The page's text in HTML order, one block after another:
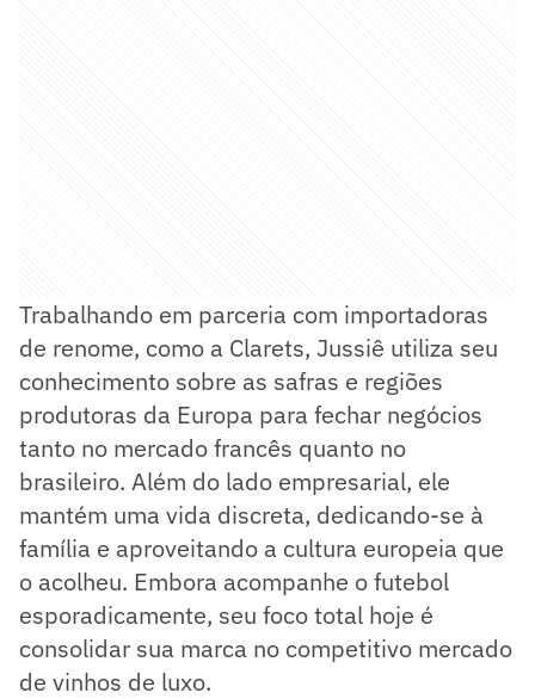
Trabalhando em parceria com importadoras
de renome, como a Clarets, Jussiê utiliza seu
conhecimento sobre as safras e regiões
produtoras da Europa para fechar negócios
tanto no mercado francês quanto no
brasileiro. Além do lado empresarial, ele
mantém uma vida discreta, dedicando-se à
família e aproveitando a cultura europeia que
o acolheu. Embora acompanhe o futebol
esporadicamente, seu foco total hoje é
consolidar sua marca no competitivo mercado
de vinhos de luxo.